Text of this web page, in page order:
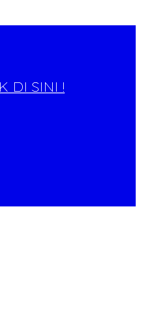
DI SINI !